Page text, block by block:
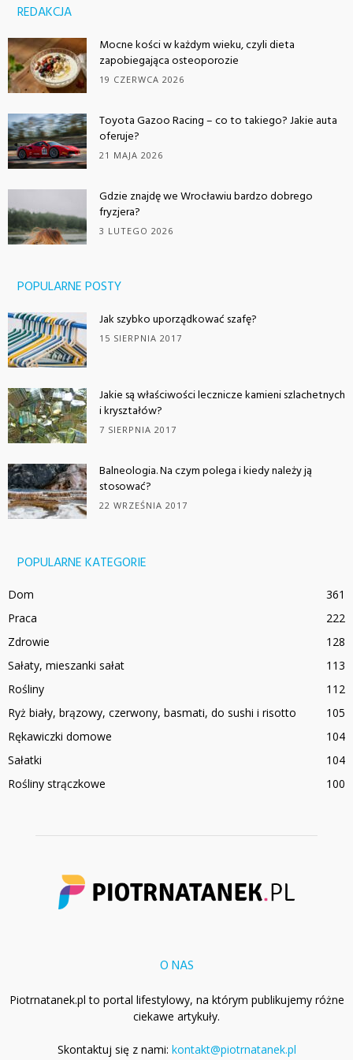
REDAKCJA
Mocne kości w każdym wieku, czyli dieta
zapobiegająca osteoporozie
19 CZERWCA 2026
Toyota Gazoo Racing – co to takiego? Jakie auta
oferuje?
21 MAJA 2026
Gdzie znajdę we Wrocławiu bardzo dobrego
fryzjera?
3 LUTEGO 2026
POPULARNE POSTY
Jak szybko uporządkować szafę?
15 SIERPNIA 2017
Jakie są właściwości lecznicze kamieni szlachetnych
i kryształów?
7 SIERPNIA 2017
Balneologia. Na czym polega i kiedy należy ją
stosować?
22 WRZEŚNIA 2017
POPULARNE KATEGORIE
Dom
361
Praca
222
Zdrowie
128
Sałaty, mieszanki sałat
113
Rośliny
112
Ryż biały, brązowy, czerwony, basmati, do sushi i risotto
105
Rękawiczki domowe
104
Sałatki
104
Rośliny strączkowe
100
O NAS
Piotrnatanek.pl to portal lifestylowy, na którym publikujemy różne
ciekawe artykuły.
Skontaktuj się z nami: kontakt@piotrnatanek.pl